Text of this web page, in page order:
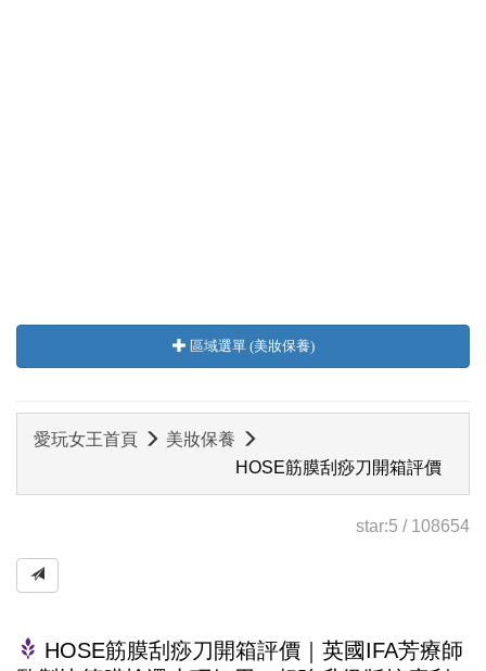
區域選單 (美妝保養)
愛玩女王首頁
美妝保養
HOSE筋膜刮痧刀開箱評價
star:5 / 108654
HOSE筋膜刮痧刀開箱評價｜英國IFA芳療師